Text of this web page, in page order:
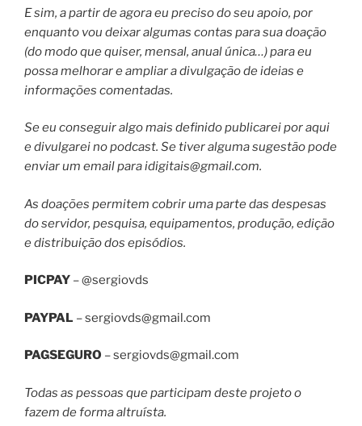
E sim, a partir de agora eu preciso do seu apoio, por
enquanto vou deixar algumas contas para sua doação
(do modo que quiser, mensal, anual única…) para eu
possa melhorar e ampliar a divulgação de ideias e
informações comentadas.
Se eu conseguir algo mais definido publicarei por aqui
e divulgarei no podcast. Se tiver alguma sugestão pode
enviar um email paraidigitais@gmail.com.
As doações permitem cobrir uma parte das despesas
do servidor, pesquisa, equipamentos, produção, edição
e distribuição dos episódios.
PICPAY – @sergiovds
PAYPAL –sergiovds@gmail.com
PAGSEGURO –sergiovds@gmail.com
Todas as pessoas que participam deste projeto o
fazem de forma altruísta.